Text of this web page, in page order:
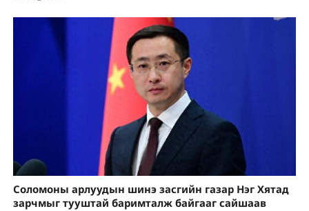
Соломоны арлуудын шинэ засгийн газар Нэг Хятад
зарчмыг тууштай баримталж байгааг сайшаав